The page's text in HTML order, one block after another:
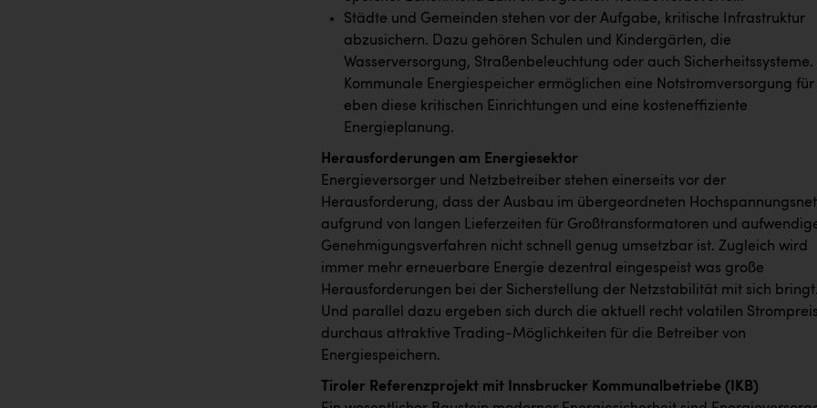
Städte und Gemeinden stehen vor der Aufgabe, kritische Infrastruktur
abzusichern. Dazu gehören Schulen und Kindergärten, die
Wasserversorgung, Straßenbeleuchtung oder auch Sicherheitssysteme.
Kommunale Energiespeicher ermöglichen eine Notstromversorgung für
eben diese kritischen Einrichtungen und eine kosteneffiziente
Energieplanung.
Herausforderungen am Energiesektor
Energieversorger und Netzbetreiber stehen einerseits vor der
Herausforderung, dass der Ausbau im übergeordneten
aufgrund von langen Lieferzeiten für Großtransformatoren und
Genehmigungsverfahren nicht schnell genug umsetzbar ist. Zugleich wird
immer mehr erneuerbare Energie dezentral eingespeist was große
Herausforderungen bei der Sicherstellung der Netzstabilität mit sich bringt.
Und parallel dazu ergeben sich durch die aktuell recht volatilen
durchaus attraktive Trading-Möglichkeiten für die Betreiber von
Energiespeichern.
Tiroler Referenzprojekt mit Innsbrucker Kommunalbetriebe (IKB)